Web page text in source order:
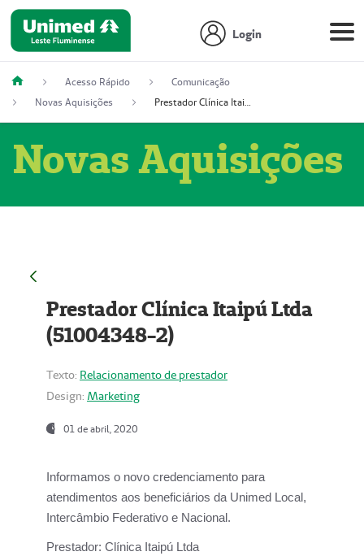
Login
Acesso Rápido
Comunicação
Novas Aquisições
Prestador Clínica Itaipú Ltda (51004348-2)
Novas Aquisições
Prestador Clínica Itaipú Ltda
(51004348-2)
Texto: Relacionamento de prestador
Design: Marketing
01 de abril, 2020
Informamos o novo credenciamento para
atendimentos aos beneficiários da Unimed Local,
Intercâmbio Federativo e Nacional.
Prestador: Clínica Itaipú Ltda